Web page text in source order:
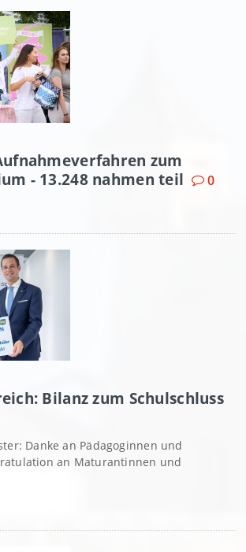
zum
- 13.248 nahmen teil
0
Bilanz zum Schulschluss
Danke an Pädagoginnen und
an Maturantinnen und